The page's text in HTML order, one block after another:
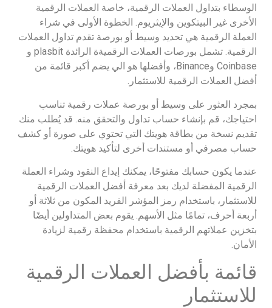
الوسطاء بتداول العملات الرقمية، خاصة العملات الرقمية
الأخرى غير البيتكوين والإيثريوم. الخطوة الأولى في شراء
العملة الرقمية هي تحديد وسيط أو بورصة تقدم تداول العملات
الرقمية. تشمل بورصات العملات الرقميةة الرائدة plasbit و
Coinbase وBinance، وأفضلها هو الي يضم أكبر قائمة من
أفضل العملات الرقمية للاستثمار.
بمجرد العثور على وسيط أو بورصة عملات رقمية تناسب
احتياجك، قم بإنشاء حساب تداول والتحقق منه. قد يُطلب منك
تقديم نسخة من بطاقة هويتك التي تحتوي على صورة أو كشف
حساب مصرفي أو مستندات أخرى لتأكيد هويتك.
عندما يكون حسابك مفتوحًا، يمكنك إيداع النقود وشراء العملة
الرقمية المفضلة لديك بعد معرفة أفضل العملات الرقمية
للاستثمار، باستخدام رمز المؤشر الفريد المكون من ثلاثة أو
أربعة أحرف، تمامًا مثل الأسهم. يقوم بعض المتداولين أيضًا
بتخزين عملاتهم الرقمية باستخدام محفظة رقمية لزيادة
الأمان.
قائمة بأفضل العملات الرقمية
للاستثمار